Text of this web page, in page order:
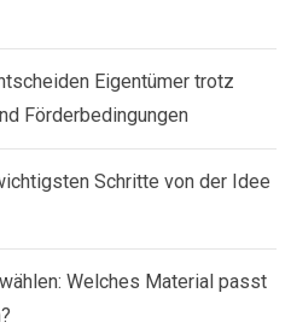
Eigentümer trotz
Förderbedingungen
Schritte von der Idee
Welches Material passt